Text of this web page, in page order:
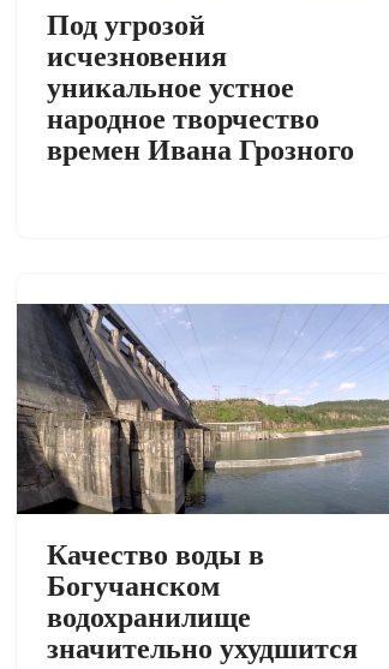
Под угрозой
исчезновения
уникальное устное
народное творчество
времен Ивана Грозного
Качество воды в
Богучанском
водохранилище
значительно ухудшится